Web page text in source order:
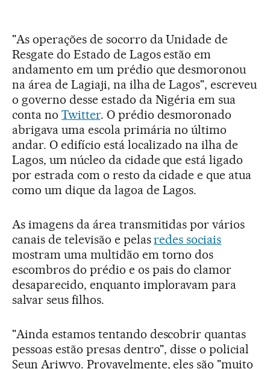
"As operações de socorro da Unidade de
Resgate do Estado de Lagos estão em
andamento em um prédio que desmoronou
na área de Lagiaji, na ilha de Lagos", escreveu
o governo desse estado da Nigéria em sua
conta no Twitter. O prédio desmoronado
abrigava uma escola primária no último
andar. O edifício está localizado na ilha de
Lagos, um núcleo da cidade que está ligado
por estrada com o resto da cidade e que atua
como um dique da lagoa de Lagos.
As imagens da área transmitidas por vários
canais de televisão e pelasredes sociais
mostram uma multidão em torno dos
escombros do prédio e os pais do clamor
desaparecido, enquanto imploravam para
salvar seus filhos.
"Ainda estamos tentando descobrir quantas
pessoas estão presas dentro", disse o policial
Seun Ariwyo. Provavelmente, eles são "muito